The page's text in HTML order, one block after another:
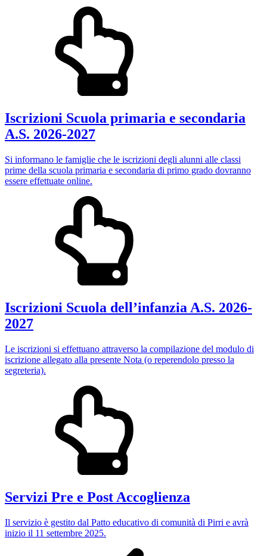
Iscrizioni Scuola primaria e secondaria
A.S. 2026-2027
Si informano le famiglie che le iscrizioni degli alunni alle classi
prime della scuola primaria e secondaria di primo grado dovranno
essere effettuate online.
Iscrizioni Scuola dell’infanzia A.S. 2026-
2027
Le iscrizioni si effettuano attraverso la compilazione del modulo di
iscrizione allegato alla presente Nota (o reperendolo presso la
segreteria).
Servizi Pre e Post Accoglienza
Il servizio è gestito dal Patto educativo di comunità di Pirri e avrà
inizio il 11 settembre 2025.